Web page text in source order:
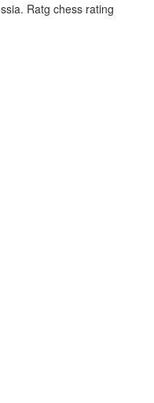
Ratg chess rating